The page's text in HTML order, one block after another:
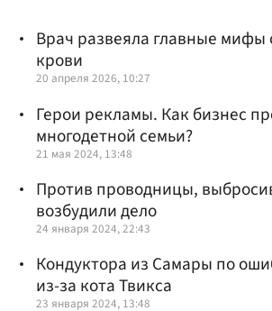
Врач развеяла главные мифы
крови
20 апреля 2026, 10:27
Герои рекламы. Как бизнес
многодетной семьи?
21 мая 2024, 13:48
Против проводницы,
возбудили дело
24 января 2024, 22:43
Кондуктора из Самары по
из-за кота Твикса
23 января 2024, 13:48